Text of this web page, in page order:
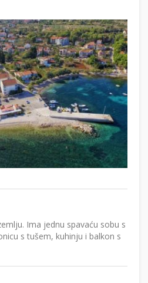
Ima jednu spavaću sobu s
s tušem, kuhinju i balkon s